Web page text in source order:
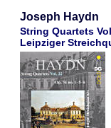
Joseph Haydn
String Quartets
Leipziger